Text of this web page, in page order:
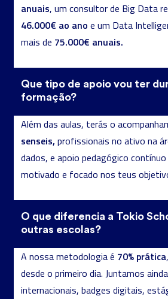
anuais, um consultor de Big Data
46.000€ ao ano e um Data
mais de 75.000€ anuais.
Que tipo de apoio vou ter
formação?
Além das aulas, terás o
senseis, profissionais no ativo na
dados, e apoio pedagógico
motivado e focado nos teus
O que diferencia a Tokio
outras escolas?
A nossa metodologia é 70% prática
desde o primeiro dia. Juntamos
internacionais, badges digitais,